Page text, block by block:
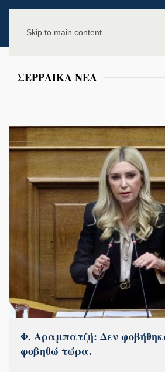
Skip to main content
ΣΕΡΡΑΙΚΑ ΝΕΑ
Φ. Αραμπατζή: Δεν
φοβηθώ τώρα.